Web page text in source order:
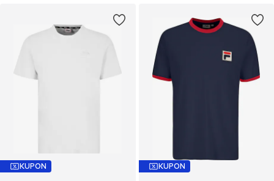
KUPON KUPON